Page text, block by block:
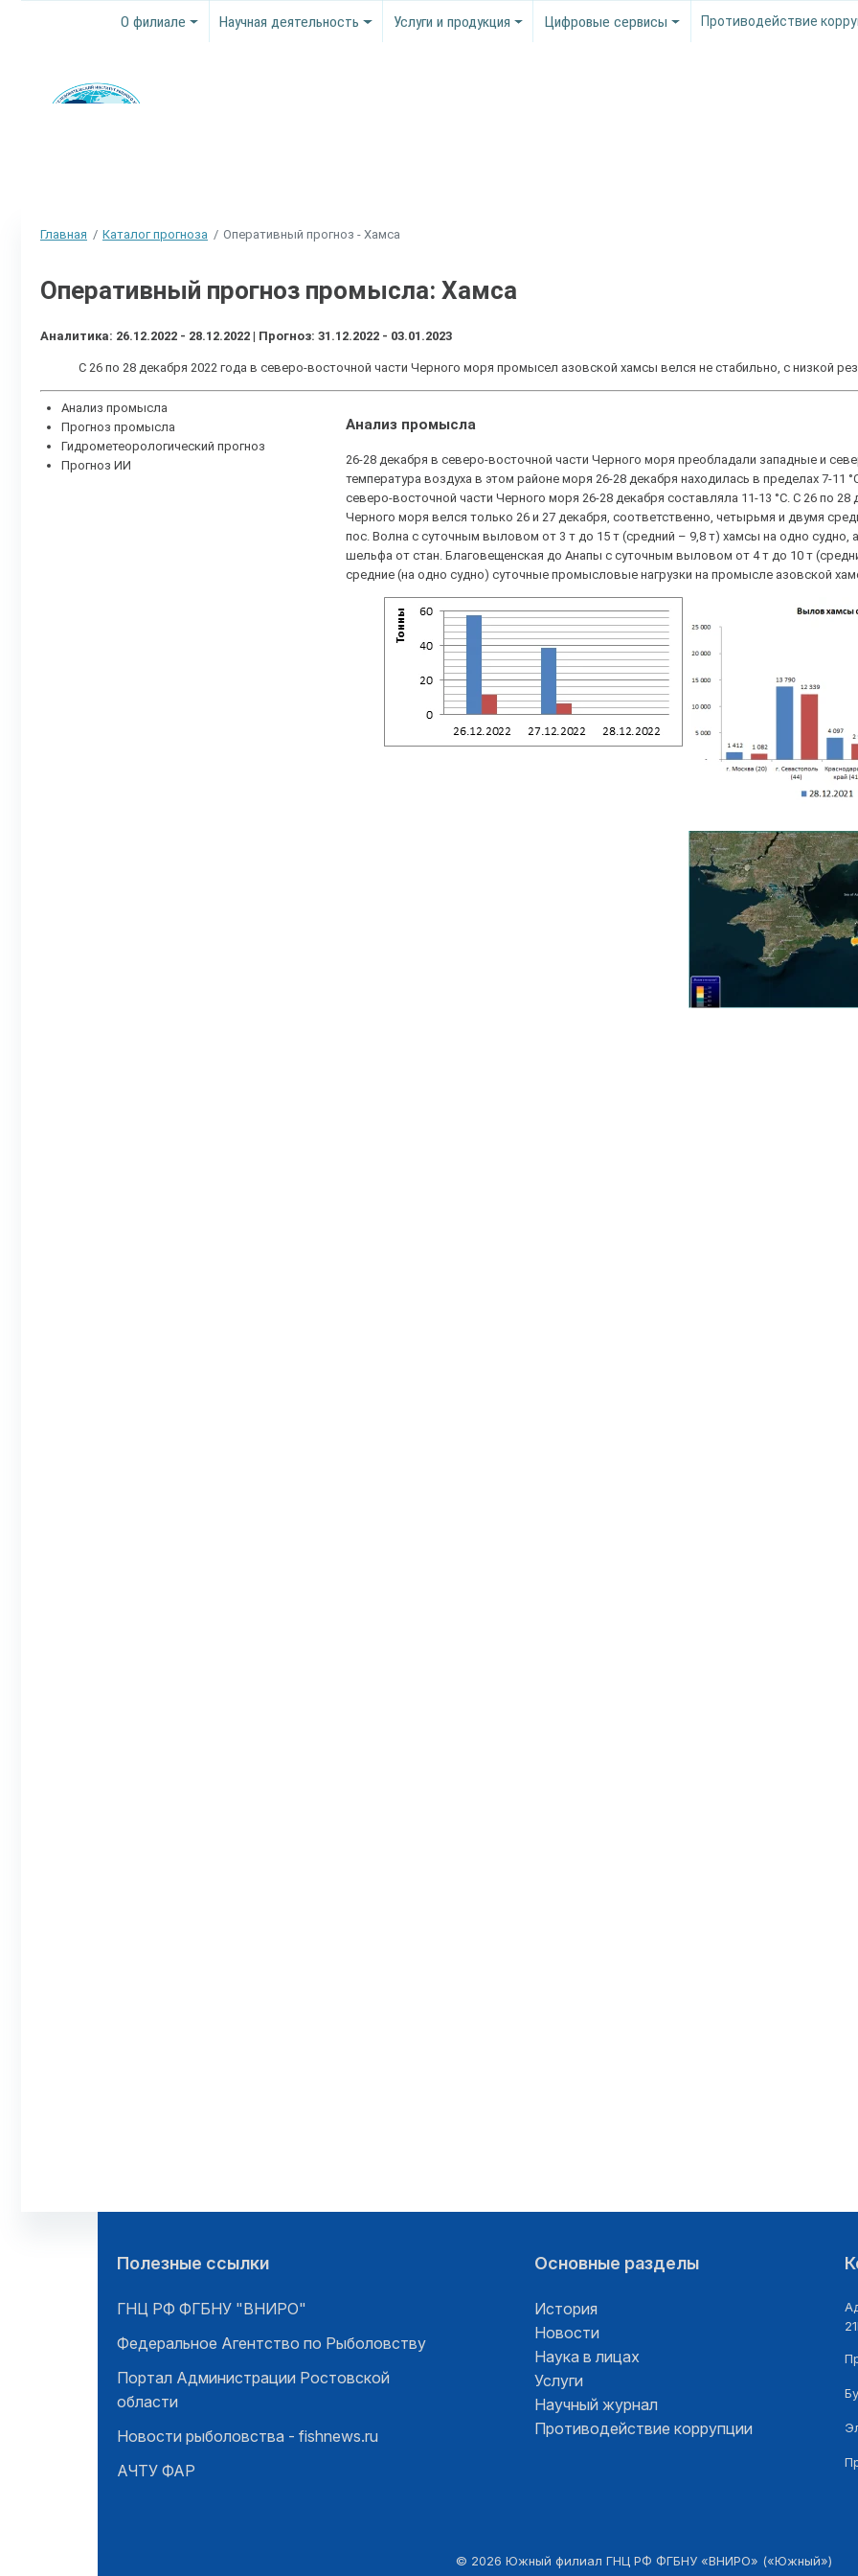
О филиале Научная деятельность Услуги и продукция Цифровые сервисы Противодействие
Главная Каталог прогноза Оперативный прогноз - Хамса
Оперативный прогноз промысла: Хамса
Аналитика: 26.12.2022 - 28.12.2022 | Прогноз: 31.12.2022 - 03.01.2023
С 26 по 28 декабря 2022 года в северо-восточной части Черного моря промысел азовской хамсы велся не стабильно, с низкой
Анализ промысла
Прогноз промысла
Гидрометеорологический прогноз
Прогноз ИИ
Анализ промысла
26-28 декабря в северо-восточной части Черного моря преобладали западные и
температура воздуха в этом районе моря 26-28 декабря находилась в пределах 7-11
северо-восточной части Черного моря 26-28 декабря составляла 11-13 °С. С 26 по
Черного моря велся только 26 и 27 декабря, соответственно, четырьмя и двумя
пос. Волна с суточным выловом от 3 т до 15 т (средний – 9,8 т) хамсы на одно
шельфа от стан. Благовещенская до Анапы с суточным выловом от 4 т до 10 т
средние (на одно судно) суточные промысловые нагрузки на промысле азовской
Полезные ссылки
ГНЦ РФ ФГБНУ "ВНИРО"
Федеральное Агентство по Рыболовству
Портал Администрации Ростовской
области
Новости рыболовства - fishnews.ru
АЧТУ ФАР
Основные разделы
История
Новости
Наука в лицах
Услуги
Научный журнал
Противодействие коррупции
© 2026 Южный филиал ГНЦ РФ ФГБНУ «ВНИРО» («Южный»)